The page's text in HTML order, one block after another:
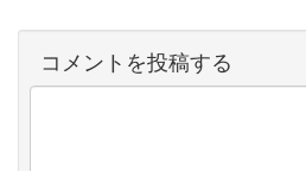
コメントを投稿する